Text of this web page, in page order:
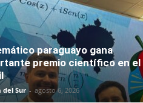
paraguayo gana
premio científico en el
del Sur - agosto 6, 2026